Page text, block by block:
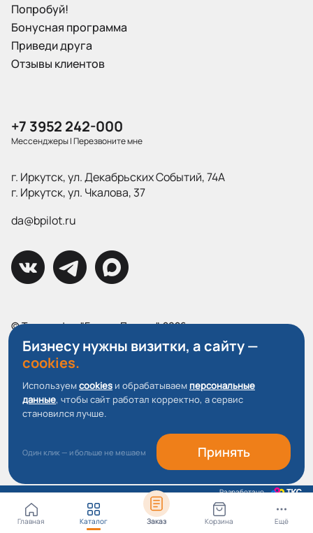
Главная Каталог Заказ Корзина Ещё
Попробуй!
Бонусная программа
Приведи друга
Отзывы клиентов
+7 3952 242-000
Мессенджеры|Перезвоните мне
г. Иркутск, ул. Декабрьских Событий, 74А
г. Иркутск, ул. Чкалова, 37
da@bpilot.ru
© Типография "Братья Пилоты", 2026
Все права защищены.
Политика конфиденциальности
Пользовательское соглашение
О файлах Cookie
Бизнесу нужны визитки, а сайту —
cookies.
Используемcookies и обрабатываем персональные
данные, чтобы сайт работал корректно, а сервис
становился лучше.
Один клик — и больше не мешаем Принять
Разработано